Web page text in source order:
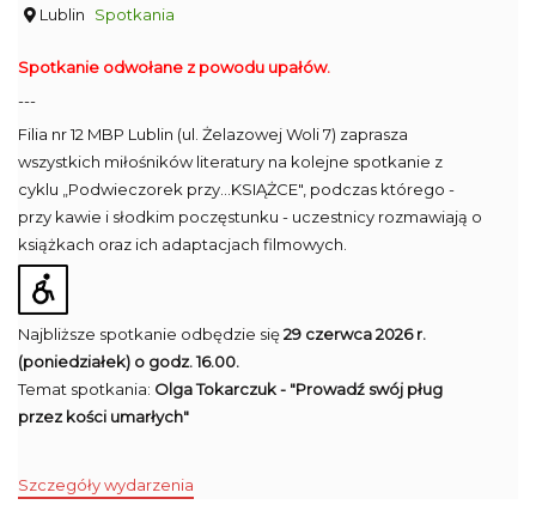
Lublin
Spotkania
Spotkanie odwołane z powodu upałów.
---
Filia nr 12 MBP Lublin (ul. Żelazowej Woli 7) zaprasza
wszystkich miłośników literatury na kolejne spotkanie z
cyklu „Podwieczorek przy...KSIĄŻCE", podczas którego -
przy kawie i słodkim poczęstunku - uczestnicy rozmawiają o
książkach oraz ich adaptacjach filmowych.
Najbliższe spotkanie odbędzie się29 czerwca 2026 r.
(poniedziałek) o godz. 16.00.
Temat spotkania: Olga Tokarczuk - "Prowadź swój pług
przez kości umarłych"
Szczegóły wydarzenia